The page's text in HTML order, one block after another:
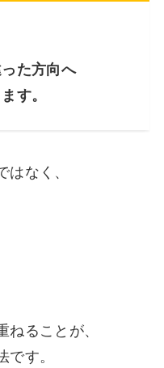
た方向へ
す。
なく、
ることが、
す。